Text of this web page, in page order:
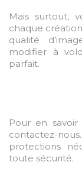
Mais surtout,
chaque
qualité
modifier à
parfait.
Pour en
contactez-
protections
toute sécurité.